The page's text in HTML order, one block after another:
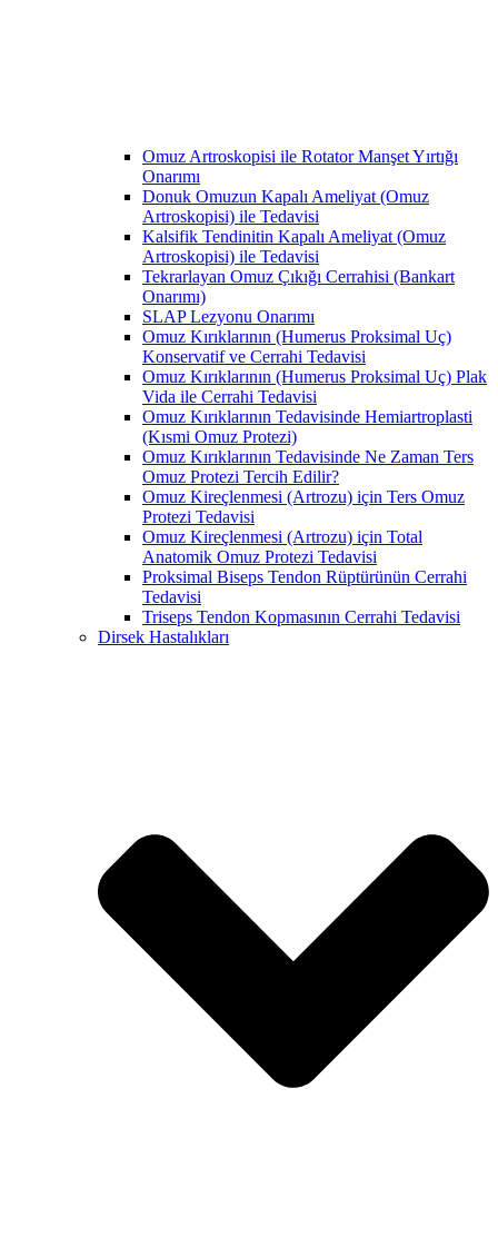
Omuz Artroskopisi ile Rotator Manşet Yırtığı
Onarımı
Donuk Omuzun Kapalı Ameliyat (Omuz
Artroskopisi) ile Tedavisi
Kalsifik Tendinitin Kapalı Ameliyat (Omuz
Artroskopisi) ile Tedavisi
Tekrarlayan Omuz Çıkığı Cerrahisi (Bankart
Onarımı)
SLAP Lezyonu Onarımı
Omuz Kırıklarının (Humerus Proksimal Uç)
Konservatif ve Cerrahi Tedavisi
Omuz Kırıklarının (Humerus Proksimal Uç) Plak
Vida ile Cerrahi Tedavisi
Omuz Kırıklarının Tedavisinde Hemiartroplasti
(Kısmi Omuz Protezi)
Omuz Kırıklarının Tedavisinde Ne Zaman Ters
Omuz Protezi Tercih Edilir?
Omuz Kireçlenmesi (Artrozu) için Ters Omuz
Protezi Tedavisi
Omuz Kireçlenmesi (Artrozu) için Total
Anatomik Omuz Protezi Tedavisi
Proksimal Biseps Tendon Rüptürünün Cerrahi
Tedavisi
Triseps Tendon Kopmasının Cerrahi Tedavisi
Dirsek Hastalıkları